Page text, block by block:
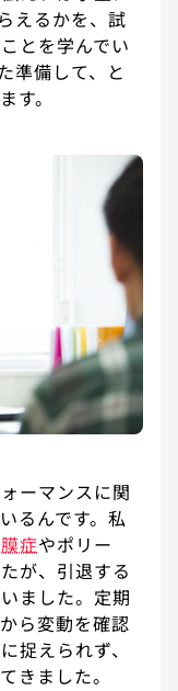
えるかを、試
とを学んでい
準備して、と
す。
ーマンスに関
るんです。私
症やポリー
が、引退する
ました。定期
ら変動を確認
捉えられず、
きました。